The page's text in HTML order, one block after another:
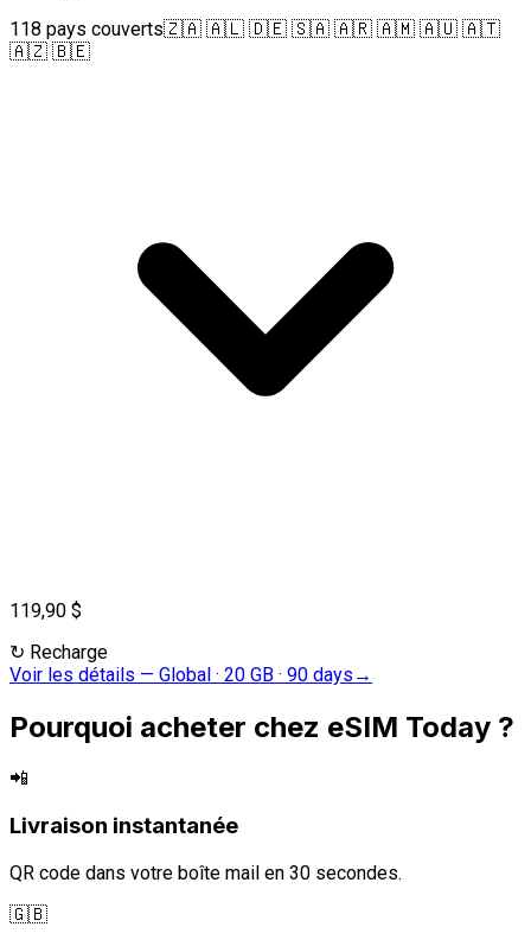
118 pays couverts🇿🇦 🇦🇱 🇩🇪 🇸🇦 🇦🇷 🇦🇲 🇦🇺 🇦🇹
🇦🇿 🇧🇪
119,90 $
↻ Recharge
Voir les détails — Global · 20 GB · 90 days →
Pourquoi acheter chez eSIM Today ?
📲
Livraison instantanée
QR code dans votre boîte mail en 30 secondes.
🇬🇧